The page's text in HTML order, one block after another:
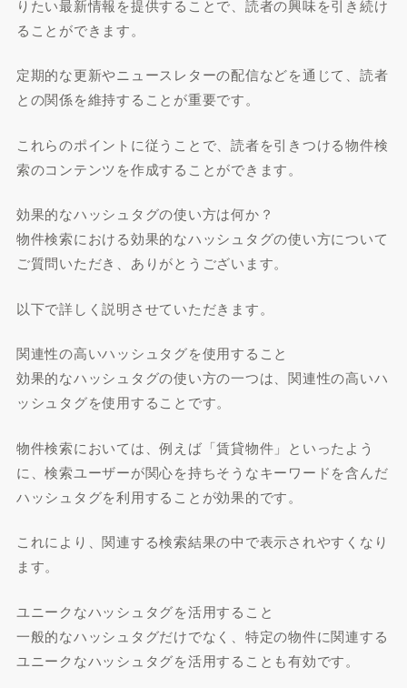
りたい最新情報を提供することで、読者の興味を引き続け
ることができます。
定期的な更新やニュースレターの配信などを通じて、読者
との関係を維持することが重要です。
これらのポイントに従うことで、読者を引きつける物件検
索のコンテンツを作成することができます。
効果的なハッシュタグの使い方は何か？
物件検索における効果的なハッシュタグの使い方について
ご質問いただき、ありがとうございます。
以下で詳しく説明させていただきます。
関連性の高いハッシュタグを使用すること
効果的なハッシュタグの使い方の一つは、関連性の高いハ
ッシュタグを使用することです。
物件検索においては、例えば「賃貸物件」といったよう
に、検索ユーザーが関心を持ちそうなキーワードを含んだ
ハッシュタグを利用することが効果的です。
これにより、関連する検索結果の中で表示されやすくなり
ます。
ユニークなハッシュタグを活用すること
一般的なハッシュタグだけでなく、特定の物件に関連する
ユニークなハッシュタグを活用することも有効です。